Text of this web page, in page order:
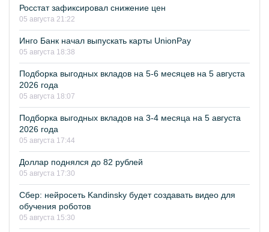
Росстат зафиксировал снижение цен
05 августа 21:22
Инго Банк начал выпускать карты UnionPay
05 августа 18:38
Подборка выгодных вкладов на 5-6 месяцев на 5 августа
2026 года
05 августа 18:07
Подборка выгодных вкладов на 3-4 месяца на 5 августа
2026 года
05 августа 17:44
Доллар поднялся до 82 рублей
05 августа 17:30
Сбер: нейросеть Kandinsky будет создавать видео для
обучения роботов
05 августа 15:30